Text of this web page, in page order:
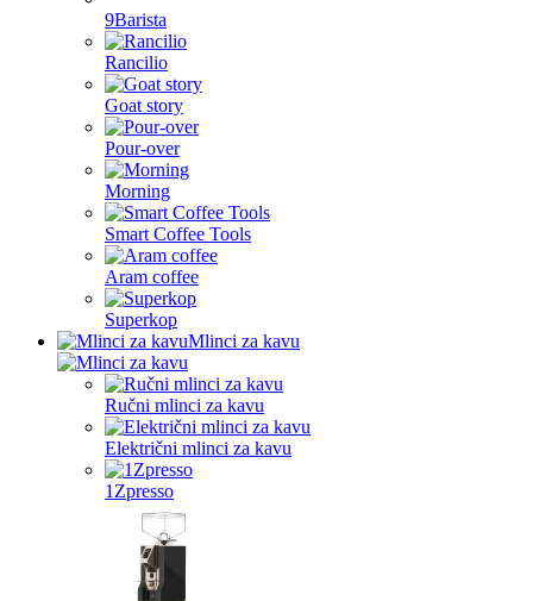
9Barista
Rancilio
Goat story
Pour-over
Morning
Smart Coffee Tools
Aram coffee
Superkop
Mlinci za kavu
Ručni mlinci za kavu
Električni mlinci za kavu
1Zpresso